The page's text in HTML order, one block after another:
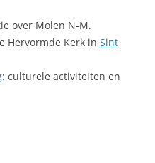
over Molen N-M.
Hervormde Kerk in Sint
: culturele activiteiten en